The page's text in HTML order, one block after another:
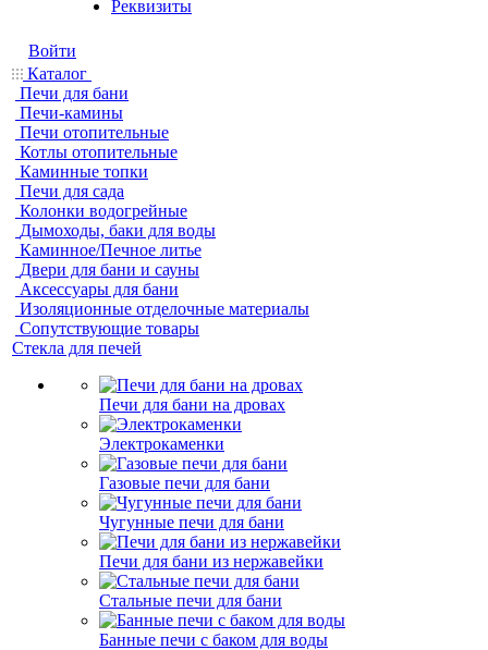
Реквизиты
Войти
Каталог
Печи для бани
Печи-камины
Печи отопительные
Котлы отопительные
Каминные топки
Печи для сада
Колонки водогрейные
Дымоходы, баки для воды
Каминное/Печное литье
Двери для бани и сауны
Аксессуары для бани
Изоляционные отделочные материалы
Сопутствующие товары
Стекла для печей
Печи для бани на дровах
Электрокаменки
Газовые печи для бани
Чугунные печи для бани
Печи для бани из нержавейки
Стальные печи для бани
Банные печи с баком для воды